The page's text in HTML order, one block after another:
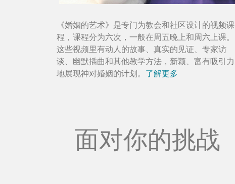
《婚姻的艺术》是专门为教会和社区设计的视频课
程，课程分为六次，一般在周五晚上和周六上课。
这些视频里有动人的故事、真实的见证、专家访
谈、幽默插曲和其他教学方法，新颖、富有吸引力
地展现神对婚姻的计划。 了解更多
面对你的挑战